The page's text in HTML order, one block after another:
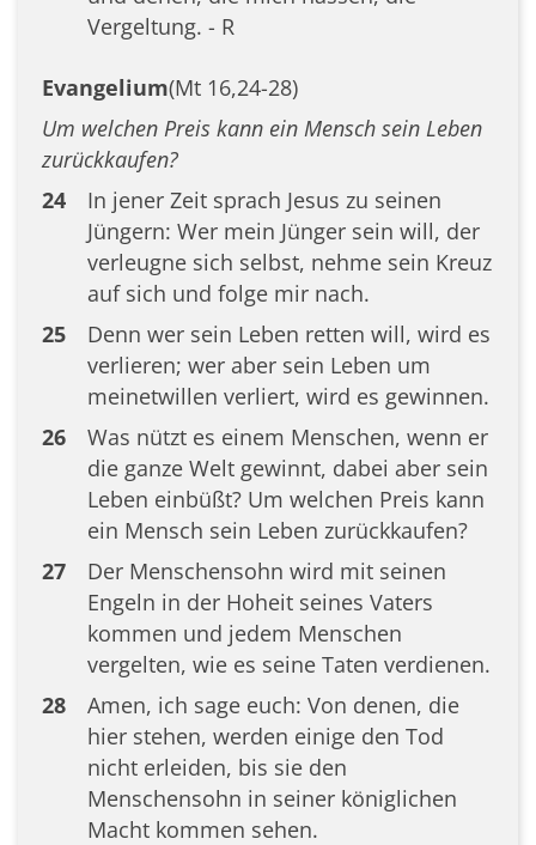
Vergeltung. - R
Evangelium(Mt 16,24-28)
Um welchen Preis kann ein Mensch sein Leben
zurückkaufen?
24
In jener Zeit sprach Jesus zu seinen
Jüngern: Wer mein Jünger sein will, der
verleugne sich selbst, nehme sein Kreuz
auf sich und folge mir nach.
25
Denn wer sein Leben retten will, wird es
verlieren; wer aber sein Leben um
meinetwillen verliert, wird es gewinnen.
26
Was nützt es einem Menschen, wenn er
die ganze Welt gewinnt, dabei aber sein
Leben einbüßt? Um welchen Preis kann
ein Mensch sein Leben zurückkaufen?
27
Der Menschensohn wird mit seinen
Engeln in der Hoheit seines Vaters
kommen und jedem Menschen
vergelten, wie es seine Taten verdienen.
28
Amen, ich sage euch: Von denen, die
hier stehen, werden einige den Tod
nicht erleiden, bis sie den
Menschensohn in seiner königlichen
Macht kommen sehen.